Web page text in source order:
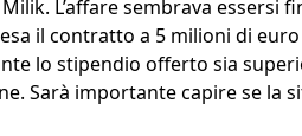
L’affare sembrava essersi
il contratto a 5 milioni di euro
lo stipendio offerto sia
Sarà importante capire se la